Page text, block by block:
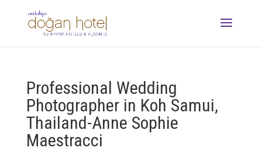
Professional Wedding
Photographer in Koh Samui,
Thailand-Anne Sophie
Maestracci